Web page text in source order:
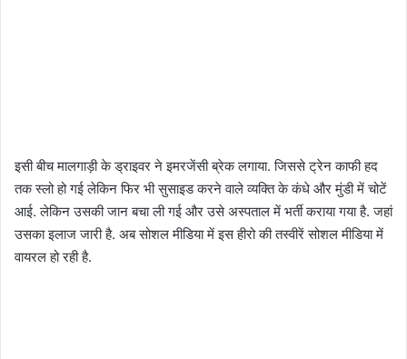
इसी बीच मालगाड़ी के ड्राइवर ने इमरजेंसी ब्रेक लगाया. जिससे ट्रेन काफी हद
तक स्लो हो गई लेकिन फिर भी सुसाइड करने वाले व्यक्ति के कंधे और मुंडी में चोटें
आई. लेकिन उसकी जान बचा ली गई और उसे अस्पताल में भर्ती कराया गया है. जहां
उसका इलाज जारी है. अब सोशल मीडिया में इस हीरो की तस्वीरें सोशल मीडिया में
वायरल हो रही है.